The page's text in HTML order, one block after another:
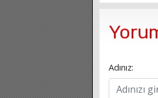
Adınız: